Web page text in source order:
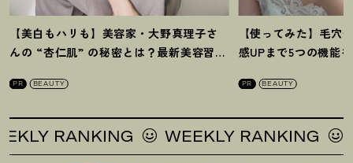
【美白もハリも】美容家・大野真理子さ
んの “杏仁肌” の秘密とは ？ 最新美容習慣
PR BEAUTY
【使ってみた】毛穴
感UPまで5つの機能
PR BEAUTY
RANKING WEEKLY RANKING